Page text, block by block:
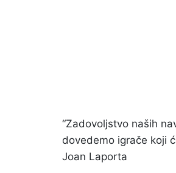
“Zadovoljstvo naših
dovedemo igrače koji
Joan Laporta